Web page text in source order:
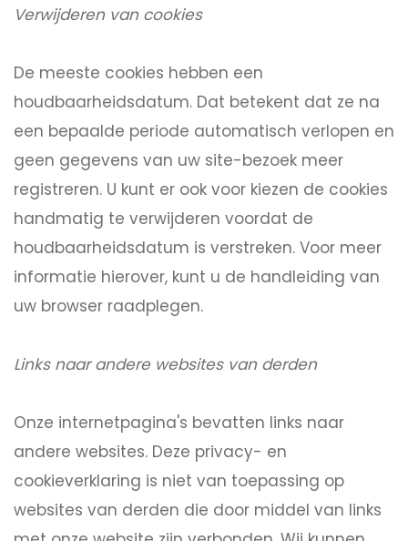
Verwijderen van cookies
De meeste cookies hebben een
houdbaarheidsdatum. Dat betekent dat ze na
een bepaalde periode automatisch verlopen en
geen gegevens van uw site-bezoek meer
registreren. U kunt er ook voor kiezen de cookies
handmatig te verwijderen voordat de
houdbaarheidsdatum is verstreken. Voor meer
informatie hierover, kunt u de handleiding van
uw browser raadplegen.
Links naar andere websites van derden
Onze internetpagina's bevatten links naar
andere websites. Deze privacy- en
cookieverklaring is niet van toepassing op
websites van derden die door middel van links